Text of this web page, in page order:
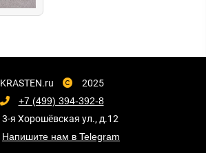
KRASTEN.ru
2025
+7 (499) 394-392-8
3-я Хорошёвская ул., д.12
Напишите нам в Telegram